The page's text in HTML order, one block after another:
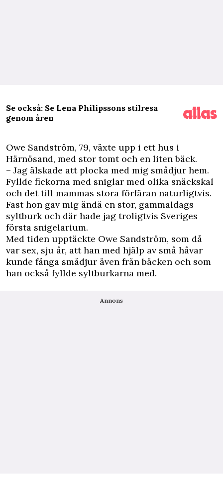
Se också: Se Lena Philipssons stilresa
genom åren
Owe Sandström, 79, växte upp i ett hus i
Härnösand, med stor tomt och en liten bäck.
– Jag älskade att plocka med mig smådjur hem.
Fyllde fickorna med sniglar med olika snäckskal
och det till mammas stora förfäran naturligtvis.
Fast hon gav mig ändå en stor, gammaldags
syltburk och där hade jag troligtvis Sveriges
första snigelarium.
Med tiden upptäckte Owe Sandström, som då
var sex, sju år, att han med hjälp av små håvar
kunde fånga smådjur även från bäcken och som
han också fyllde syltburkarna med.
Annons